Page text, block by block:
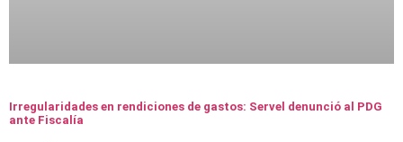
Irregularidades en rendiciones de gastos: Servel denunció al PDG
ante Fiscalía